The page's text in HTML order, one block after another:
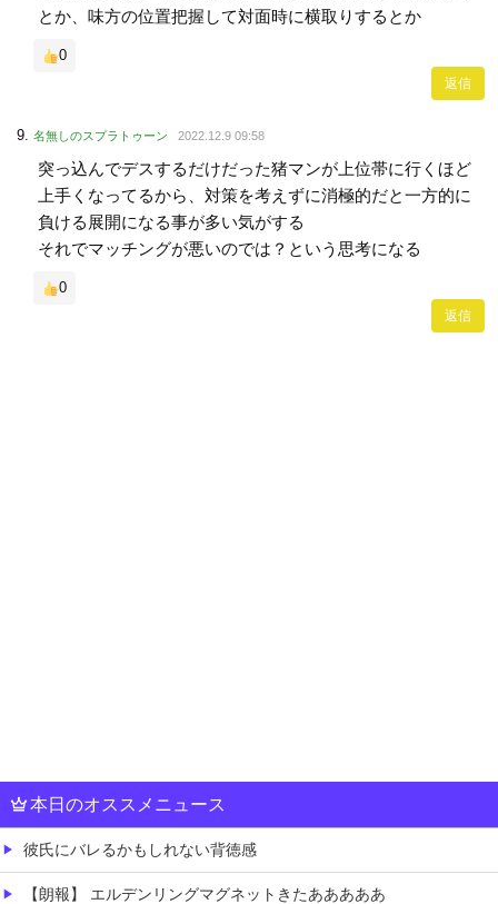
とか、味方の位置把握して対面時に横取りするとか
0
返信
名無しのスプラトゥーン 2022.12.9 09:58
突っ込んでデスするだけだった猪マンが上位帯に行くほど
上手くなってるから、対策を考えずに消極的だと一方的に
負ける展開になる事が多い気がする
それでマッチングが悪いのでは？という思考になる
0
返信
本日のオススメニュース
彼氏にバレるかもしれない背徳感
【朗報】 エルデンリングマグネットきたあああああ